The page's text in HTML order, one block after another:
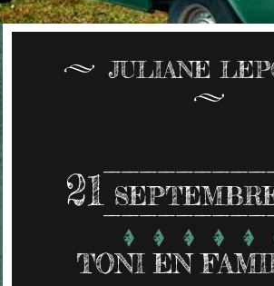
JULIANE
21
TONI EN